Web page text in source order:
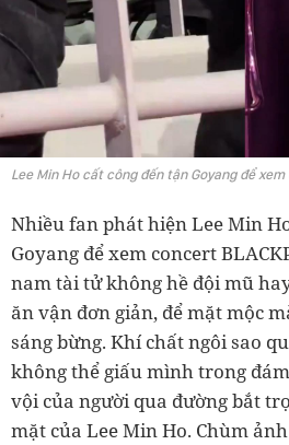
Lee Min Ho cất công đến tận Goyang để
Nhiều fan phát hiện Lee Min
Goyang để xem concert
nam tài tử không hề đội mũ
ăn vận đơn giản, để mặt mộc
sáng bừng. Khí chất ngôi sao
không thể giấu mình trong
vội của người qua đường bắt
mặt của Lee Min Ho. Chùm